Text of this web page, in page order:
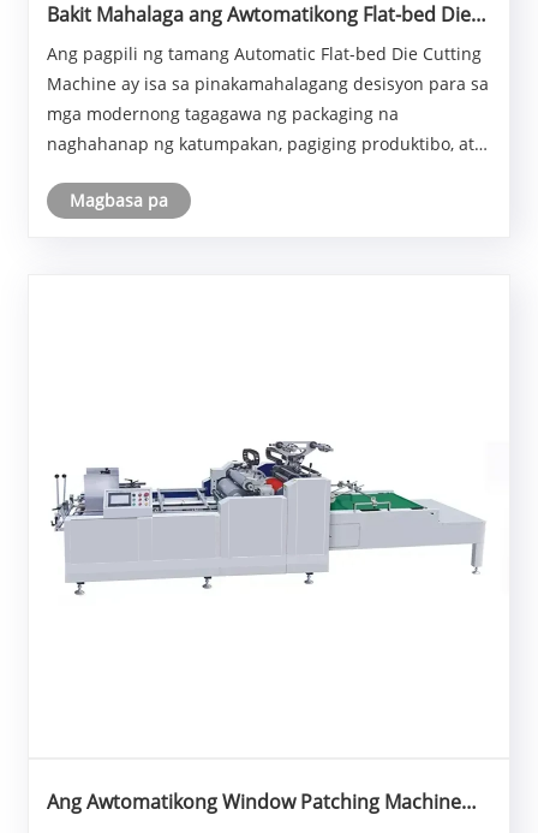
Bakit Mahalaga ang Awtomatikong Flat-bed Die
Packaging Manufacturing
Ang pagpili ng tamang Automatic Flat-bed Die Cutting
Machine ay isa sa pinakamahalagang desisyon para sa
mga modernong tagagawa ng packaging na
naghahanap ng katumpakan, pagiging produktibo, at
NEW STAR ng mga advanced na solusyon sa die
Magbasa pa
Ang Awtomatikong Window Patching Machine